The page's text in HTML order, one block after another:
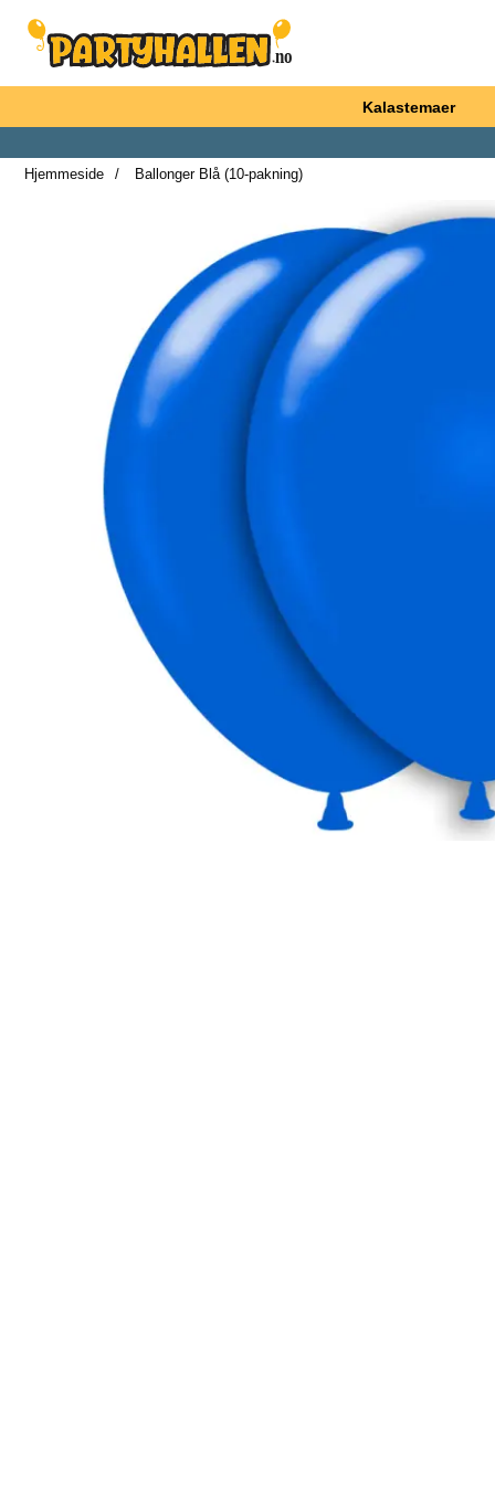
Startsiden for Partyhallen AB
Kalastemaer
Hjemmeside
Ballonger Blå (10-pakning)